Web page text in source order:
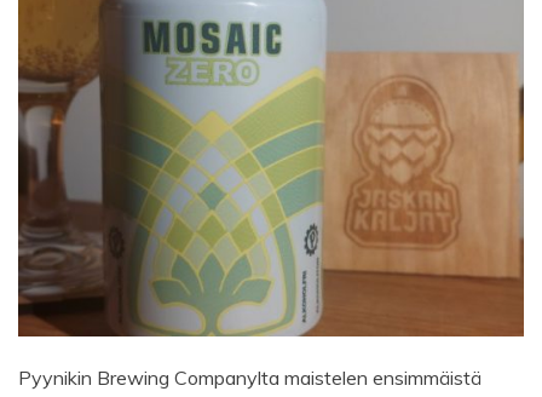
Pyynikin Brewing Companylta maistelen ensimmäistä